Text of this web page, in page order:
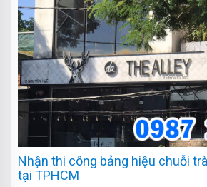
Nhận thi công bảng hiệu chuỗi
tại TPHCM